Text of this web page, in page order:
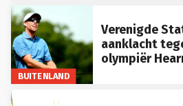
BUITENLAND
Verenigde
aanklacht
olympiër